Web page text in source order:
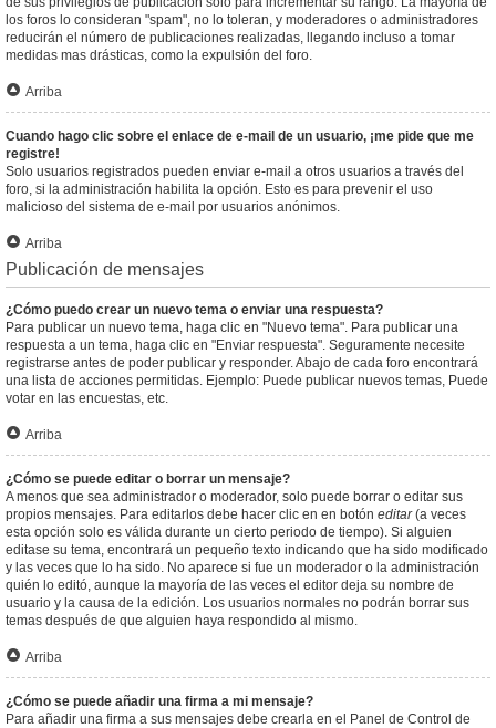
los foros lo consideran "spam", no lo toleran, y moderadores o administradores
reducirán el número de publicaciones realizadas, llegando incluso a tomar
medidas mas drásticas, como la expulsión del foro.
Arriba
Cuando hago clic sobre el enlace de e-mail de un usuario, ¡me pide que me
registre!
Solo usuarios registrados pueden enviar e-mail a otros usuarios a través del
foro, si la administración habilita la opción. Esto es para prevenir el uso
malicioso del sistema de e-mail por usuarios anónimos.
Arriba
Publicación de mensajes
¿Cómo puedo crear un nuevo tema o enviar una respuesta?
Para publicar un nuevo tema, haga clic en "Nuevo tema". Para publicar una
respuesta a un tema, haga clic en "Enviar respuesta". Seguramente necesite
registrarse antes de poder publicar y responder. Abajo de cada foro encontrará
una lista de acciones permitidas. Ejemplo: Puede publicar nuevos temas, Puede
votar en las encuestas, etc.
Arriba
¿Cómo se puede editar o borrar un mensaje?
A menos que sea administrador o moderador, solo puede borrar o editar sus
propios mensajes. Para editarlos debe hacer clic en en botón editar(a veces
esta opción solo es válida durante un cierto periodo de tiempo). Si alguien
editase su tema, encontrará un pequeño texto indicando que ha sido modificado
y las veces que lo ha sido. No aparece si fue un moderador o la administración
quién lo editó, aunque la mayoría de las veces el editor deja su nombre de
usuario y la causa de la edición. Los usuarios normales no podrán borrar sus
temas después de que alguien haya respondido al mismo.
Arriba
¿Cómo se puede añadir una firma a mi mensaje?
Para añadir una firma a sus mensajes debe crearla en el Panel de Control de